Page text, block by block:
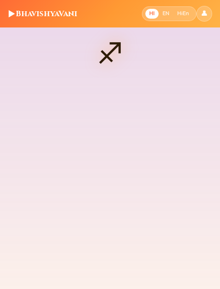
▶BhavishyaVani HI EN HiEn 👤
♐